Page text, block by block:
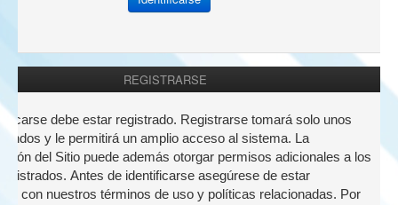
REGISTRARSE
debe estar registrado. Registrarse tomará solo unos
y le permitirá un amplio acceso al sistema. La
del Sitio puede además otorgar permisos adicionales a los
Antes de identificarse asegúrese de estar
con nuestros términos de uso y políticas relacionadas. Por